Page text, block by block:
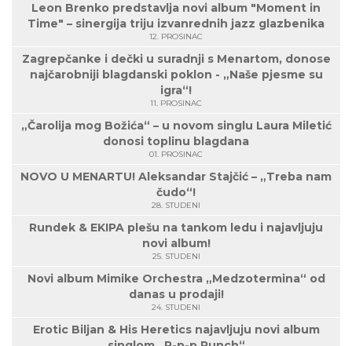
Leon Brenko predstavlja novi album "Moment in
Time" – sinergija triju izvanrednih jazz glazbenika
12. PROSINAC
Zagrepčanke i dečki u suradnji s Menartom, donose
najčarobniji blagdanski poklon - „Naše pjesme su
igra“!
11. PROSINAC
„Čarolija mog Božića“ – u novom singlu Laura Miletić
donosi toplinu blagdana
01. PROSINAC
NOVO U MENARTU! Aleksandar Stajčić – „Treba nam
čudo“!
28. STUDENI
Rundek & EKIPA plešu na tankom ledu i najavljuju
novi album!
25. STUDENI
Novi album Mimike Orchestra „Medzotermina“ od
danas u prodaji!
24. STUDENI
Erotic Biljan & His Heretics najavljuju novi album